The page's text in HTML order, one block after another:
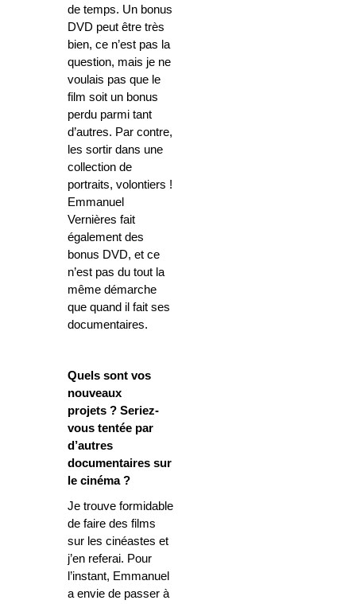
de temps. Un bonus
DVD peut être très
bien, ce n’est pas la
question, mais je ne
voulais pas que le
film soit un bonus
perdu parmi tant
d’autres. Par contre,
les sortir dans une
collection de
portraits, volontiers !
Emmanuel
Vernières fait
également des
bonus DVD, et ce
n’est pas du tout la
même démarche
que quand il fait ses
documentaires.
Quels sont vos
nouveaux
projets ? Seriez-
vous tentée par
d’autres
documentaires sur
le cinéma ?
Je trouve formidable
de faire des films
sur les cinéastes et
j’en referai. Pour
l’instant, Emmanuel
a envie de passer à